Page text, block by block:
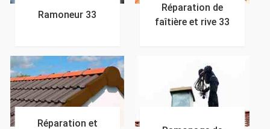
Ramoneur 33
Réparation de
faîtière et rive 33
Réparation et